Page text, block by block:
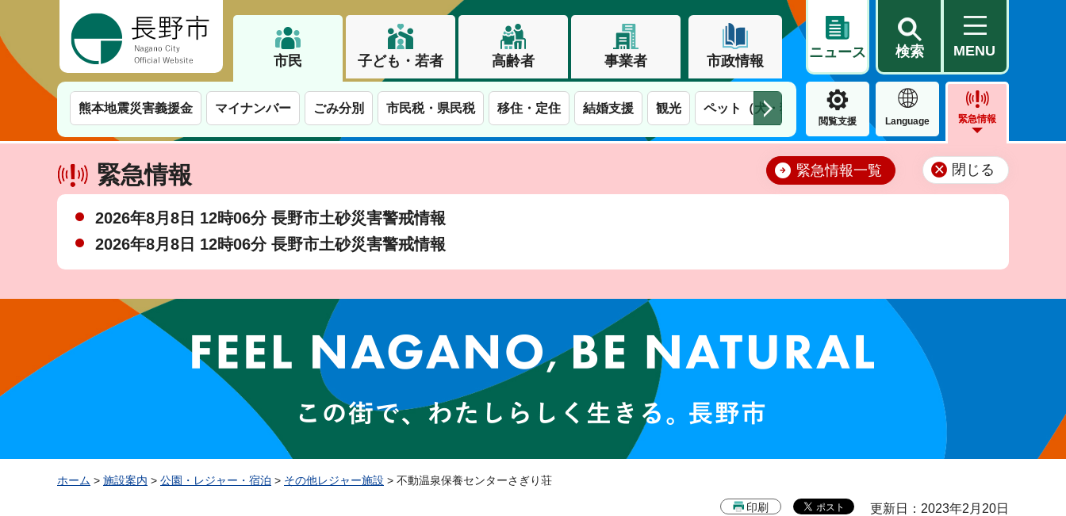
市民 子ども・若者 高齢者 事業者 市政情報
ニュース 検索 MENU
熊本地震災害義援金 マイナンバー ごみ分別 市民税・県民税 移住・定住 結婚支援 観光 ペット（犬・猫） 住民票・戸籍 公営住宅
閲覧支援 Language 緊急情報
緊急情報
2026年8月8日 12時06分 長野市土砂災害警戒情報
2026年8月8日 12時06分 長野市土砂災害警戒情報
緊急情報一覧 閉じる
この街で、わたしらしく生きる。長野市
ホーム > 施設案内 > 公園・レジャー・宿泊 > その他レジャー施設 > 不動温泉保養センターさぎり荘
印刷 更新日：2023年2月20日